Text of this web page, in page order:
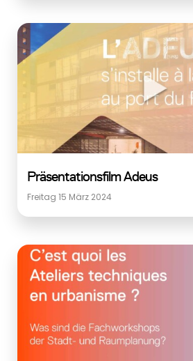
Präsentationsfilm Adeus
Freitag 15 März 2024